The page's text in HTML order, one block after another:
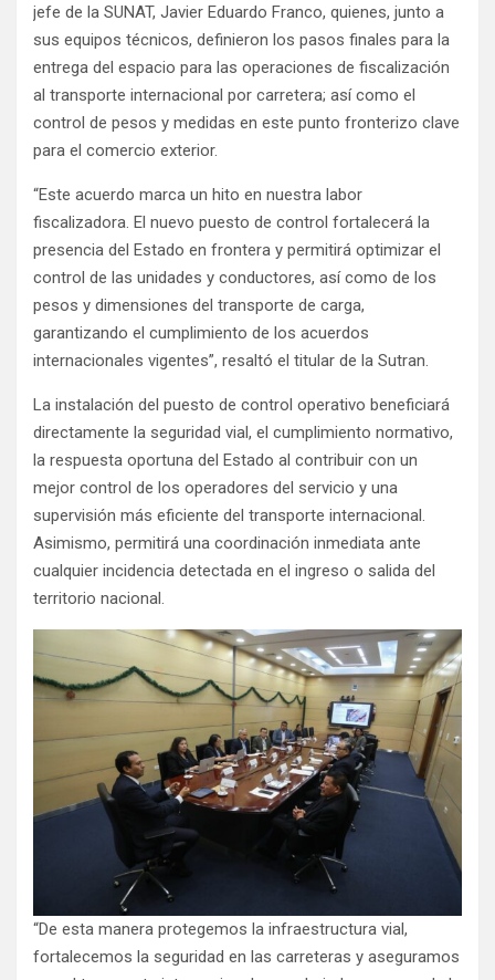
jefe de la SUNAT, Javier Eduardo Franco, quienes, junto a
sus equipos técnicos, definieron los pasos finales para la
entrega del espacio para las operaciones de fiscalización
al transporte internacional por carretera; así como el
control de pesos y medidas en este punto fronterizo clave
para el comercio exterior.
“Este acuerdo marca un hito en nuestra labor
fiscalizadora. El nuevo puesto de control fortalecerá la
presencia del Estado en frontera y permitirá optimizar el
control de las unidades y conductores, así como de los
pesos y dimensiones del transporte de carga,
garantizando el cumplimiento de los acuerdos
internacionales vigentes”, resaltó el titular de la Sutran.
La instalación del puesto de control operativo beneficiará
directamente la seguridad vial, el cumplimiento normativo,
la respuesta oportuna del Estado al contribuir con un
mejor control de los operadores del servicio y una
supervisión más eficiente del transporte internacional.
Asimismo, permitirá una coordinación inmediata ante
cualquier incidencia detectada en el ingreso o salida del
territorio nacional.
“De esta manera protegemos la infraestructura vial,
fortalecemos la seguridad en las carreteras y aseguramos